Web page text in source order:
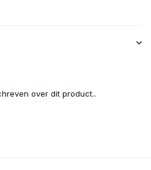
over dit product..